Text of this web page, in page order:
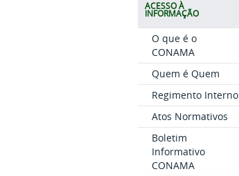
ACESSO À
INFORMAÇÃO
O que é o
CONAMA
Quem é Quem
Regimento Interno
Atos Normativos
Boletim
Informativo
CONAMA